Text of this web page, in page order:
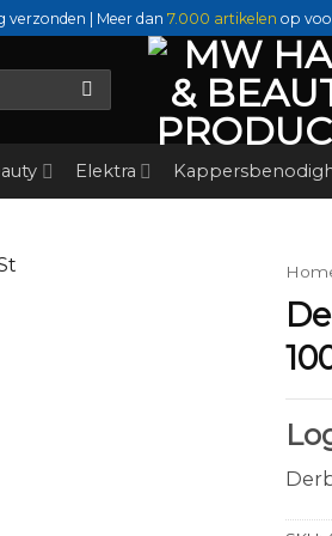
verzonden | Meer dan 7.000 artikelen op
Elektra